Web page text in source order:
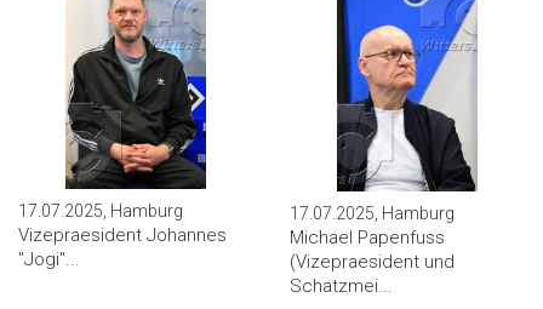
17.07.2025, Hamburg
Vizepraesident Johannes
''Jogi''...
17.07.2025, Hamburg
Michael Papenfuss
(Vizepraesident und
Schatzmei...